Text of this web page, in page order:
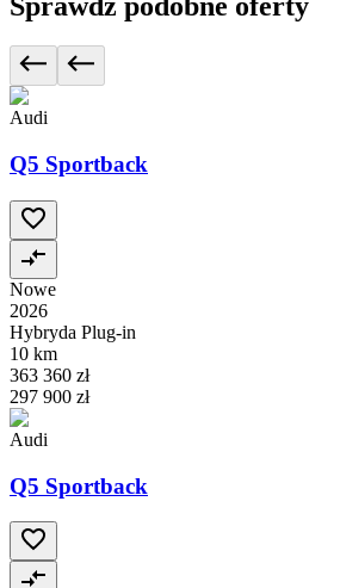
Audi
Q5 Sportback
Nowe
2026
Hybryda Plug-in
10 km
363 360 zł
297 900 zł
Audi
Q5 Sportback